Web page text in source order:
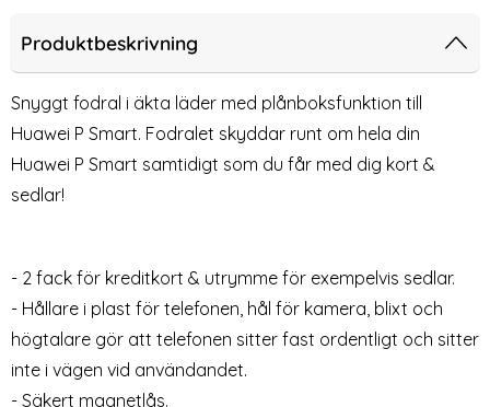
- Välj Färg! (Svart)
Smart Wallet Svart
Samsung Galaxy S26 Fodral Smart Wallet Svart
Huawei P30 Pro - Fodral I
Äkta Läder - Lila (Lila)
Art. nr 6328
rea pris
79 krtidigare pris
249 kr Välj ...
Huawei P30 Pro - Fodral I Äkta
Samsung S22 Plus Fodral I
Äkta Läder - Välj Färg!
(Svart)
Art. nr 202847
Produktbeskrivning
Snyggt fodral i äkta läder med plånboksfunktion till
Huawei P Smart. Fodralet skyddar runt om hela din
Huawei P Smart samtidigt som du får med dig kort &
sedlar!
- 2 fack för kreditkort & utrymme för exempelvis sedlar.
- Hållare i plast för telefonen, hål för kamera, blixt och
högtalare gör att telefonen sitter fast ordentligt och sitter
inte i vägen vid användandet.
- Säkert magnetlås.